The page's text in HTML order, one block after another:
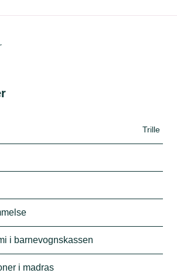
Trille
i barnevognskassen
i madras